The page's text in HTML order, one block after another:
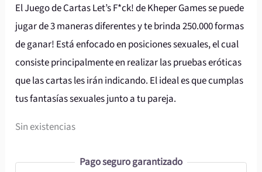
El Juego de Cartas Let’s F*ck! de Kheper Games se puede
jugar de 3 maneras diferentes y te brinda 250.000 formas
de ganar! Está enfocado en posiciones sexuales, el cual
consiste principalmente en realizar las pruebas eróticas
que las cartas les irán indicando. El ideal es que cumplas
tus fantasías sexuales junto a tu pareja.
Sin existencias
Pago seguro garantizado